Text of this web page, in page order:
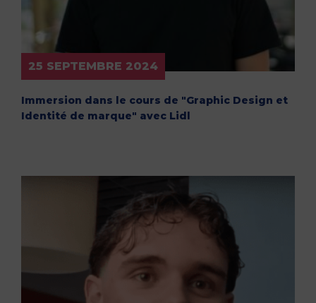
25 SEPTEMBRE 2024
Immersion dans le cours de "Graphic Design et
Identité de marque" avec Lidl